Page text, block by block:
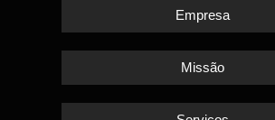
Empresa
Missão